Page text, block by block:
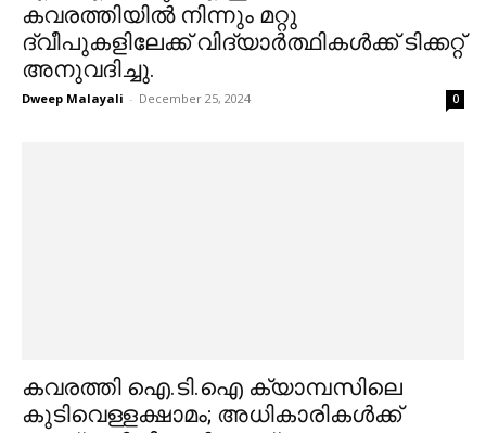
കവരത്തിയിൽ നിന്നും മറ്റു
ദ്വീപുകളിലേക്ക് വിദ്യാർത്ഥികൾക്ക് ടിക്കറ്റ്
അനുവദിച്ചു.
Dweep Malayali - December 25, 2024 0
കവരത്തി ഐ.ടി.ഐ ക്യാമ്പസിലെ
കുടിവെള്ളക്ഷാമം; അധികാരികൾക്ക്